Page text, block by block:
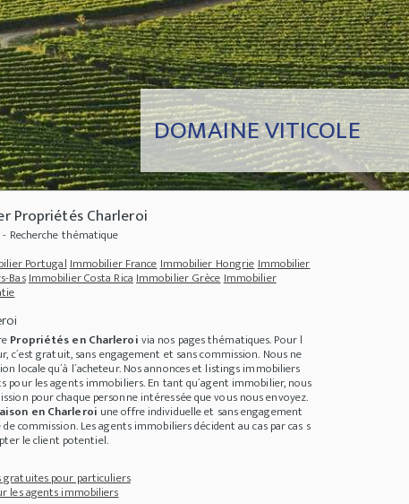
DOMAINE VITICOLE
+++Die Gasumlage - worauf müssen sich Immobilienbesitzer nun einstellen?
Propriétés Charleroi
Recherche thématique
PortugalImmobilier FranceImmobilier HongrieImmobilier
BasImmobilier Costa RicaImmobilier GrèceImmobilier
Propriétés en Charleroivia nos pages thématiques. Pour l
c´est gratuit, sans engagement et sans commission. Nous ne
locale qu´à l´acheteur. Nos annonces et listings immobiliers
les agents immobiliers. En tant qu´agent immobilier, nous
pour chaque personne intéressée que vous nous envoyez.
en Charleroi une offre individuelle et sans engagement
de commission. Les agents immobiliers décident au cas par cas s
le client potentiel.
pour particuliers
les agents immobiliers